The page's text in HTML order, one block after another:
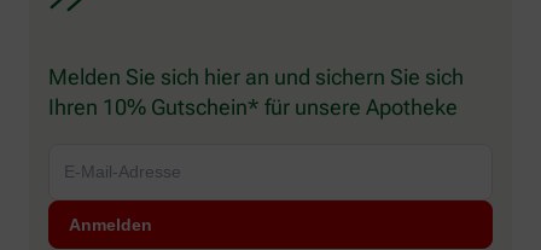
Melden Sie sich hier an und sichern Sie sich
Ihren 10% Gutschein* für unsere Apotheke